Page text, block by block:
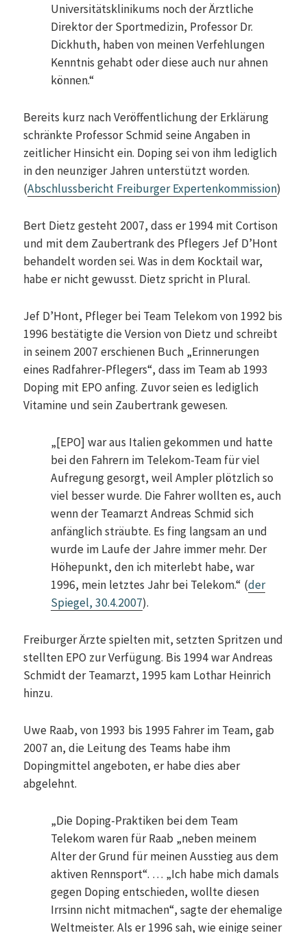
Universitätsklinikums noch der Ärztliche
Direktor der Sportmedizin, Professor Dr.
Dickhuth, haben von meinen Verfehlungen
Kenntnis gehabt oder diese auch nur ahnen
können.“
Bereits kurz nach Veröffentlichung der Erklärung
schränkte Professor Schmid seine Angaben in
zeitlicher Hinsicht ein. Doping sei von ihm lediglich
in den neunziger Jahren unterstützt worden.
(Abschlussbericht Freiburger Expertenkommission)
Bert Dietz gesteht 2007, dass er 1994 mit Cortison
und mit dem Zaubertrank des Pflegers Jef D’Hont
behandelt worden sei. Was in dem Kocktail war,
habe er nicht gewusst. Dietz spricht in Plural.
Jef D’Hont, Pfleger bei Team Telekom von 1992 bis
1996 bestätigte die Version von Dietz und schreibt
in seinem 2007 erschienen Buch „Erinnerungen
eines Radfahrer-Pflegers“, dass im Team ab 1993
Doping mit EPO anfing. Zuvor seien es lediglich
Vitamine und sein Zaubertrank gewesen.
„[EPO] war aus Italien gekommen und hatte
bei den Fahrern im Telekom-Team für viel
Aufregung gesorgt, weil Ampler plötzlich so
viel besser wurde. Die Fahrer wollten es, auch
wenn der Teamarzt Andreas Schmid sich
anfänglich sträubte. Es fing langsam an und
wurde im Laufe der Jahre immer mehr. Der
Höhepunkt, den ich miterlebt habe, war
1996, mein letztes Jahr bei Telekom.“ (der
Spiegel, 30.4.2007).
Freiburger Ärzte spielten mit, setzten Spritzen und
stellten EPO zur Verfügung. Bis 1994 war Andreas
Schmidt der Teamarzt, 1995 kam Lothar Heinrich
hinzu.
Uwe Raab, von 1993 bis 1995 Fahrer im Team, gab
2007 an, die Leitung des Teams habe ihm
Dopingmittel angeboten, er habe dies aber
abgelehnt.
„Die Doping-Praktiken bei dem Team
Telekom waren für Raab „neben meinem
Alter der Grund für meinen Ausstieg aus dem
aktiven Rennsport“. … „Ich habe mich damals
gegen Doping entschieden, wollte diesen
Irrsinn nicht mitmachen“, sagte der ehemalige
Weltmeister. Als er 1996 sah, wie einige seiner